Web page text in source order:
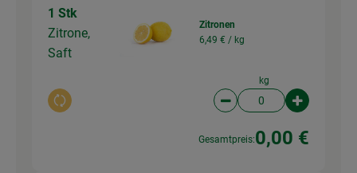
1 Stk
Zitrone,
Saft
Auswahl ändern
Zitronen
6,49 € / kg
kg
Artikelanzahl
Gesamtpreis:0,00 €